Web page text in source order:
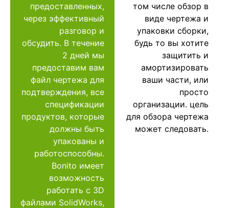
предоставленных,
через эффективный
разговор и
обсудить. В течение
2 дней мы
предоставим вам
файл чертежа для
подтверждения, все
спецификации
продуктов, которые
должны быть
упакованы и
работоспособны.
Bonito имеет
возможность
работать с 3D
файлами SolidWorks,
том числе обзор в
виде чертежа и
упаковки сборки,
будь то вы хотите
защитить и
амортизировать
ваши части, или
просто
организации. цель
для обзора чертежа
может следовать.